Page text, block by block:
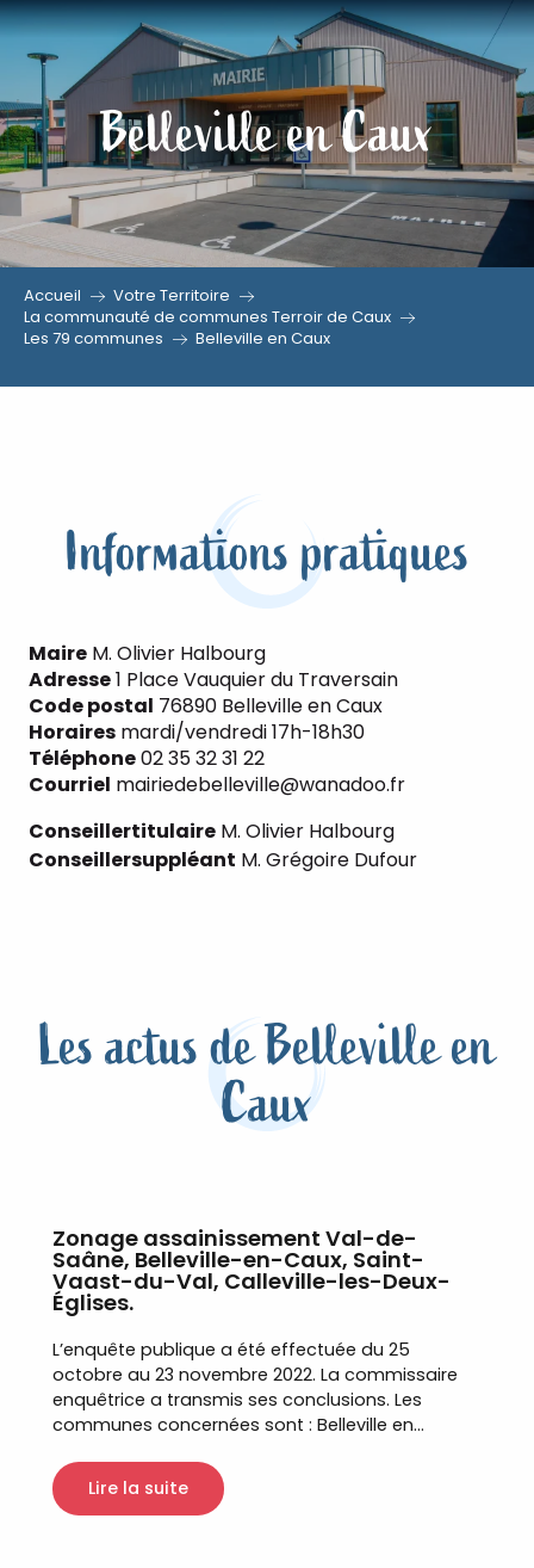
Aller
contenu
principal
Belleville en Caux
Accueil
Votre Territoire
La communauté de communes Terroir de Caux
Les 79 communes
Belleville en Caux
Informations pratiques
Maire M. Olivier Halbourg
Adresse1 Place Vauquier du Traversain
Code postal 76890 Belleville en Caux
Horaires mardi/vendredi 17h-18h30
Téléphone02 35 32 31 22
Courriel mairiedebelleville@wanadoo.fr
Conseillertitulaire M. Olivier Halbourg
Conseillersuppléant M. Grégoire Dufour
Les actus de Belleville en
Caux
Zonage assainissement Val-de-
Saâne, Belleville-en-Caux, Saint-
Vaast-du-Val, Calleville-les-Deux-
Églises.
L’enquête publique a été effectuée du 25
octobre au 23 novembre 2022. La commissaire
enquêtrice a transmis ses conclusions. Les
communes concernées sont : Belleville en...
Lire la suite